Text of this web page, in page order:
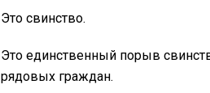
Это свинство.
Это единственный порыв
рядовых граждан.